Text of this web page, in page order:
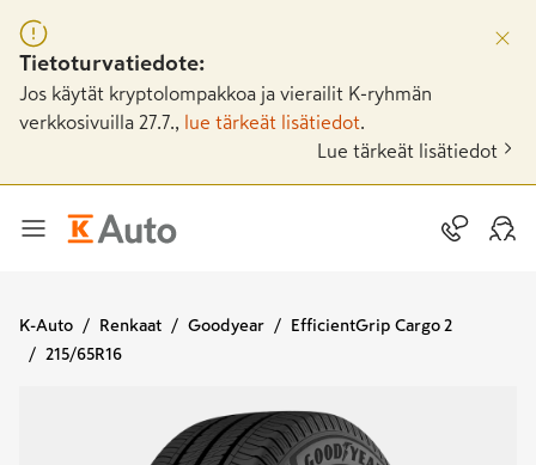
Tietoturvatiedote:
Jos käytät kryptolompakkoa ja vierailit K-ryhmän
verkkosivuilla 27.7.,
lue tärkeät lisätiedot
Lue tärkeät lisätiedot
K-Auto Renkaat Goodyear
EfficientGrip Cargo 2
215/65R16